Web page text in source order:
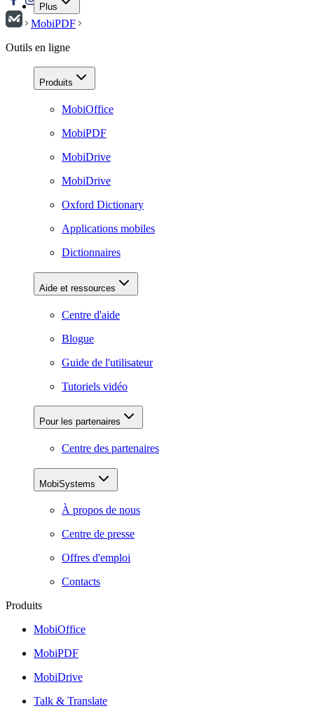
Plus
MobiPDF
Outils en ligne
Produits
MobiOffice
MobiPDF
MobiDrive
MobiDrive
Oxford Dictionary
Applications mobiles
Dictionnaires
Aide et ressources
Centre d'aide
Blogue
Guide de l'utilisateur
Tutoriels vidéo
Pour les partenaires
Centre des partenaires
MobiSystems
À propos de nous
Centre de presse
Offres d'emploi
Contacts
Produits
MobiOffice
MobiPDF
MobiDrive
Talk & Translate